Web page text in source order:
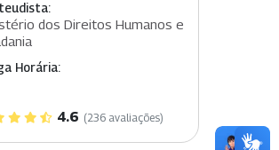
dos Direitos Humanos e
Horária:
4.6 (236 avaliações)